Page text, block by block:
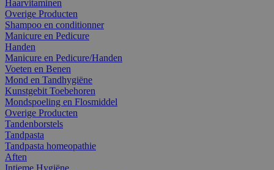
Haarvitaminen
Overige Producten
Shampoo en conditionner
Manicure en Pedicure
Handen
Manicure en Pedicure/Handen
Voeten en Benen
Mond en Tandhygiëne
Kunstgebit Toebehoren
Mondspoeling en Flosmiddel
Overige Producten
Tandenborstels
Tandpasta
Tandpasta homeopathie
Aften
Intieme Hygiëne